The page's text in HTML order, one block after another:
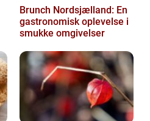
Brunch Nordsjælland: En
gastronomisk oplevelse i
smukke omgivelser